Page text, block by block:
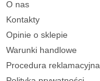
O nas
Kontakty
Opinie o sklepie
Warunki handlowe
Procedura reklamacyjna